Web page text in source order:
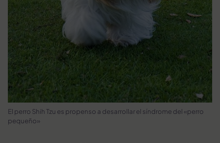
El perro Shih Tzu es propenso a desarrollar el síndrome del «perro
pequeño»